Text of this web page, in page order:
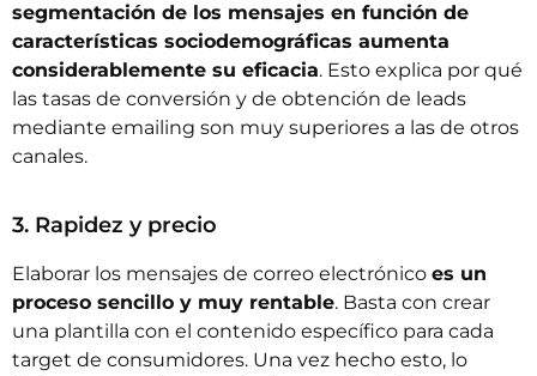
segmentación de los mensajes en función de
características sociodemográficas aumenta
considerablemente su eficacia. Esto explica por qué
las tasas de conversión y de obtención de leads
mediante emailing son muy superiores a las de otros
canales.
3. Rapidez y precio
Elaborar los mensajes de correo electrónico es un
proceso sencillo y muy rentable. Basta con crear
una plantilla con el contenido específico para cada
target de consumidores. Una vez hecho esto, lo